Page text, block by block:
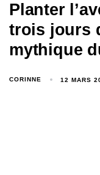
Planter
trois jours
mythique
CORINNE 12 MARS